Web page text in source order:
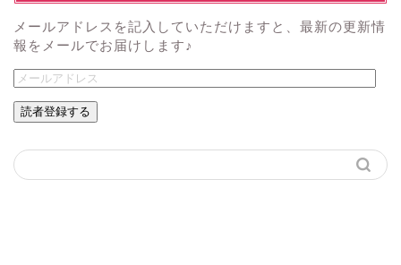
メールアドレスを記入していただけますと、最新の更新情
報をメールでお届けします♪
読者登録する